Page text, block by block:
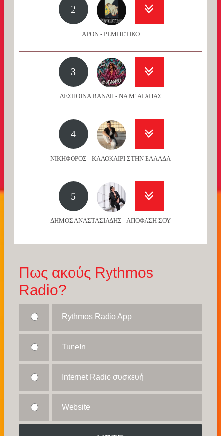
2
APON - ΡΕΜΠΕΤΙΚΟ
3
ΔΕΣΠΟΙΝΑ ΒΑΝΔΗ - ΝΑ Μ’ ΑΓΑΠΑΣ
4
ΝΙΚΗΦΟΡΟΣ - ΚΑΛΟΚΑΙΡΙ ΣΤΗΝ ΕΛΛΑΔΑ
5
ΔΗΜΟΣ ΑΝΑΣΤΑΣΙΑΔΗΣ - ΑΠΟΦΑΣΗ ΣΟΥ
Πως ακούς Rythmos
Radio?
Rythmos Radio App
TuneIn
Internet Radio συσκευή
Website